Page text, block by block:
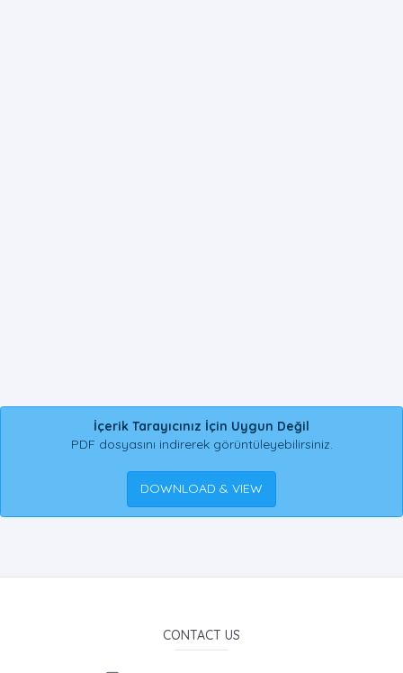
İçerik Tarayıcınız İçin Uygun Değil
PDF dosyasını indirerek görüntüleyebilirsiniz.
DOWNLOAD & VIEW
CONTACT US